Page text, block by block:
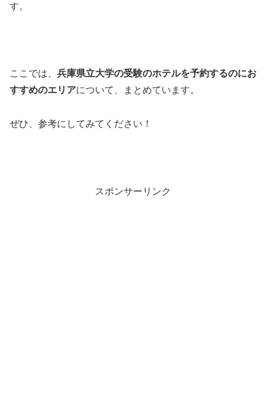
す。
ここでは、 兵庫県立大学の受験のホテルを予約するのにお
すすめのエリアについて、まとめています。
ぜひ、参考にしてみてください！
スポンサーリンク